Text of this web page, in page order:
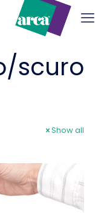
scuro
Show all